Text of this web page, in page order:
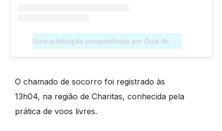
O chamado de socorro foi registrado às
13h04, na região de Charitas, conhecida pela
prática de voos livres.